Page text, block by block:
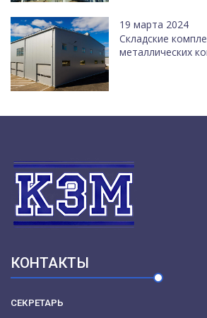
19 марта 2024
Cкладские
металлических
КОНТАКТЫ
СЕКРЕТАРЬ